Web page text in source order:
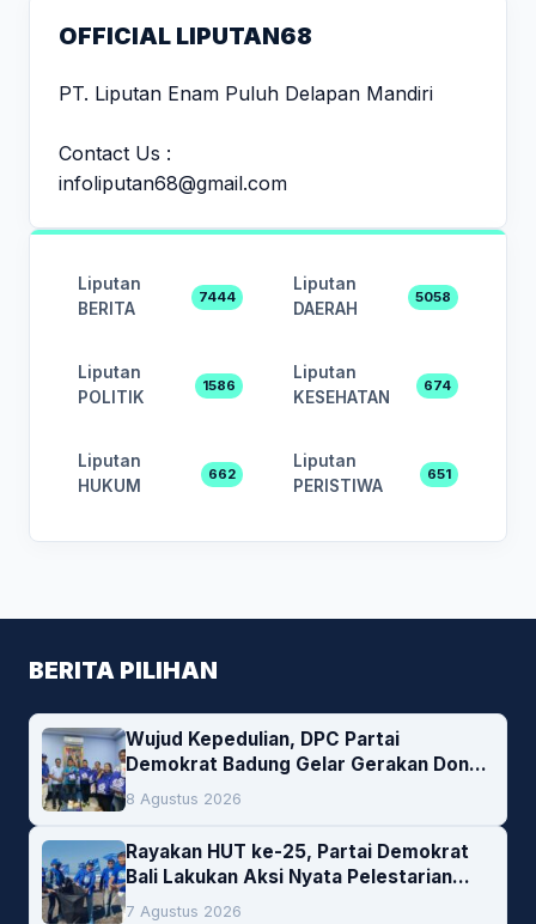
OFFICIAL LIPUTAN68
PT. Liputan Enam Puluh Delapan Mandiri
Contact Us :
infoliputan68@gmail.com
Liputan
BERITA
7444
Liputan
DAERAH
5058
Liputan
POLITIK
1586
Liputan
KESEHATAN
674
Liputan
HUKUM
662
Liputan
PERISTIWA
651
BERITA PILIHAN
Wujud Kepedulian, DPC Partai
Demokrat Badung Gelar Gerakan Donor
Darah
8 Agustus 2026
Rayakan HUT ke-25, Partai Demokrat
Bali Lakukan Aksi Nyata Pelestarian
Lingkungan
7 Agustus 2026